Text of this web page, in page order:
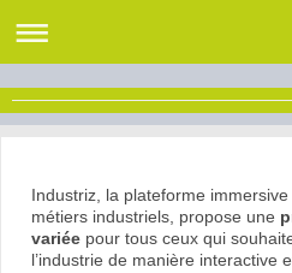
Industriz, la plateforme
métiers industriels, propose une
variée pour tous ceux qui
l’industrie de manière interactive